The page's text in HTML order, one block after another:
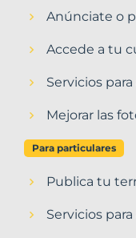
Anúnciate o
Accede a tu
Servicios
Mejorar las
Para particulares
Publica tu
Servicios